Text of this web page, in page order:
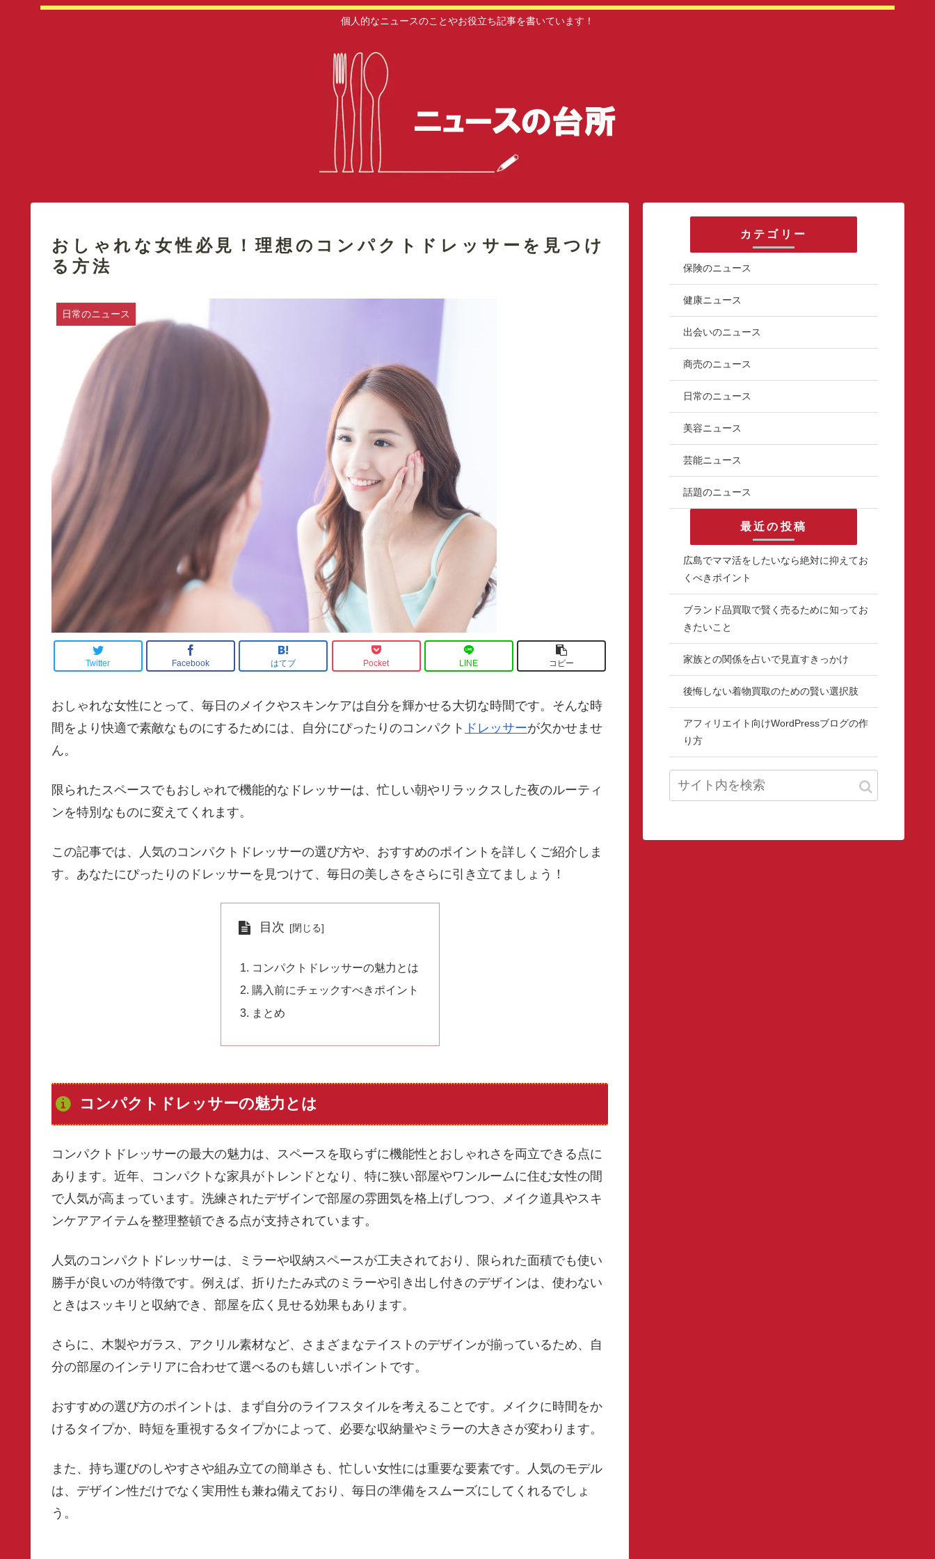
個人的なニュースのことやお役立ち記事を書いています！
おしゃれな女性必見！理想のコンパクトドレッサーを見つけ
る方法
日常のニュース
Twitter Facebook はてブ Pocket LINE コピー
おしゃれな女性にとって、毎日のメイクやスキンケアは自分を輝かせる大切な時間です。そんな時
間をより快適で素敵なものにするためには、自分にぴったりのコンパクト ドレッサーが欠かせませ
ん。
限られたスペースでもおしゃれで機能的なドレッサーは、忙しい朝やリラックスした夜のルーティ
ンを特別なものに変えてくれます。
この記事では、人気のコンパクトドレッサーの選び方や、おすすめのポイントを詳しくご紹介しま
す。あなたにぴったりのドレッサーを見つけて、毎日の美しさをさらに引き立てましょう！
目次
コンパクトドレッサーの魅力とは
購入前にチェックすべきポイント
まとめ
コンパクトドレッサーの魅力とは
コンパクトドレッサーの最大の魅力は、スペースを取らずに機能性とおしゃれさを両立できる点に
あります。近年、コンパクトな家具がトレンドとなり、特に狭い部屋やワンルームに住む女性の間
で人気が高まっています。洗練されたデザインで部屋の雰囲気を格上げしつつ、メイク道具やスキ
ンケアアイテムを整理整頓できる点が支持されています。
人気のコンパクトドレッサーは、ミラーや収納スペースが工夫されており、限られた面積でも使い
勝手が良いのが特徴です。例えば、折りたたみ式のミラーや引き出し付きのデザインは、使わない
ときはスッキリと収納でき、部屋を広く見せる効果もあります。
さらに、木製やガラス、アクリル素材など、さまざまなテイストのデザインが揃っているため、自
分の部屋のインテリアに合わせて選べるのも嬉しいポイントです。
おすすめの選び方のポイントは、まず自分のライフスタイルを考えることです。メイクに時間をか
けるタイプか、時短を重視するタイプかによって、必要な収納量やミラーの大きさが変わります。
また、持ち運びのしやすさや組み立ての簡単さも、忙しい女性には重要な要素です。人気のモデル
は、デザイン性だけでなく実用性も兼ね備えており、毎日の準備をスムーズにしてくれるでしょ
う。
カテゴリー
保険のニュース
健康ニュース
出会いのニュース
商売のニュース
日常のニュース
美容ニュース
芸能ニュース
話題のニュース
最近の投稿
広島でママ活をしたいなら絶対に抑えてお
くべきポイント
ブランド品買取で賢く売るために知ってお
きたいこと
家族との関係を占いで見直すきっかけ
後悔しない着物買取のための賢い選択肢
アフィリエイト向けWordPressブログの作
り方